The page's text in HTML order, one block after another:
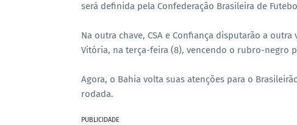
será definida pela Confederação Brasileira de
Na outra chave, CSA e Confiança disputarão a
Vitória, na terça-feira (8), vencendo o rubro-negro
Agora, o Bahia volta suas atenções para o
rodada.
PUBLICIDADE